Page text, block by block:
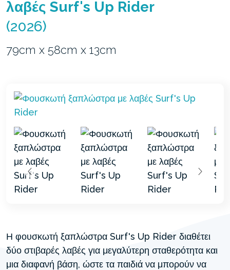
λαβές Surf's Up Rider
(2026)
79cm x 58cm x 13cm
Η φουσκωτή ξαπλώστρα Surf's Up Rider διαθέτει
δύο στιβαρές λαβές για μεγαλύτερη σταθερότητα και
μια διαφανή βάση, ώστε τα παιδιά να μπορούν να